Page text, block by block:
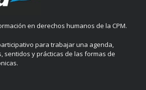
en derechos humanos de la CPM.
para trabajar una agenda,
sentidos y prácticas de las formas de